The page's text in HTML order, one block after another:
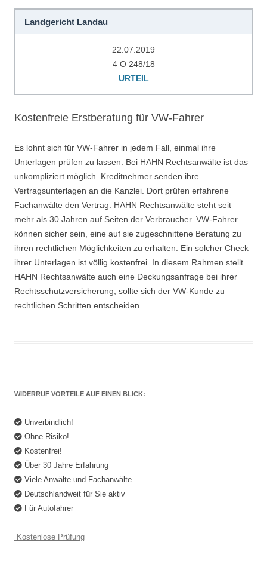
Landgericht Landau
22.07.2019
4 O 248/18
URTEIL
Kostenfreie Erstberatung für VW-Fahrer
Es lohnt sich für VW-Fahrer in jedem Fall, einmal ihre
Unterlagen prüfen zu lassen. Bei HAHN Rechtsanwälte ist das
unkompliziert möglich. Kreditnehmer senden ihre
Vertragsunterlagen an die Kanzlei. Dort prüfen erfahrene
Fachanwälte den Vertrag. HAHN Rechtsanwälte steht seit
mehr als 30 Jahren auf Seiten der Verbraucher. VW-Fahrer
können sicher sein, eine auf sie zugeschnittene Beratung zu
ihren rechtlichen Möglichkeiten zu erhalten. Ein solcher Check
ihrer Unterlagen ist völlig kostenfrei. In diesem Rahmen stellt
HAHN Rechtsanwälte auch eine Deckungsanfrage bei ihrer
Rechtsschutzversicherung, sollte sich der VW-Kunde zu
rechtlichen Schritten entscheiden.
WIDERRUF VORTEILE AUF EINEN BLICK:
Unverbindlich!
Ohne Risiko!
Kostenfrei!
Über 30 Jahre Erfahrung
Viele Anwälte und Fachanwälte
Deutschlandweit für Sie aktiv
Für Autofahrer
Kostenlose Prüfung